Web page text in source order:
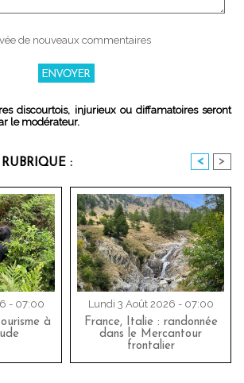
de nouveaux commentaires
discourtois, injurieux ou diffamatoires seront
le modérateur.
: < >
- 07:00
à
Lundi 3 Août 2026 - 07:00
France, Italie : randonnée
dans le Mercantour
frontalier